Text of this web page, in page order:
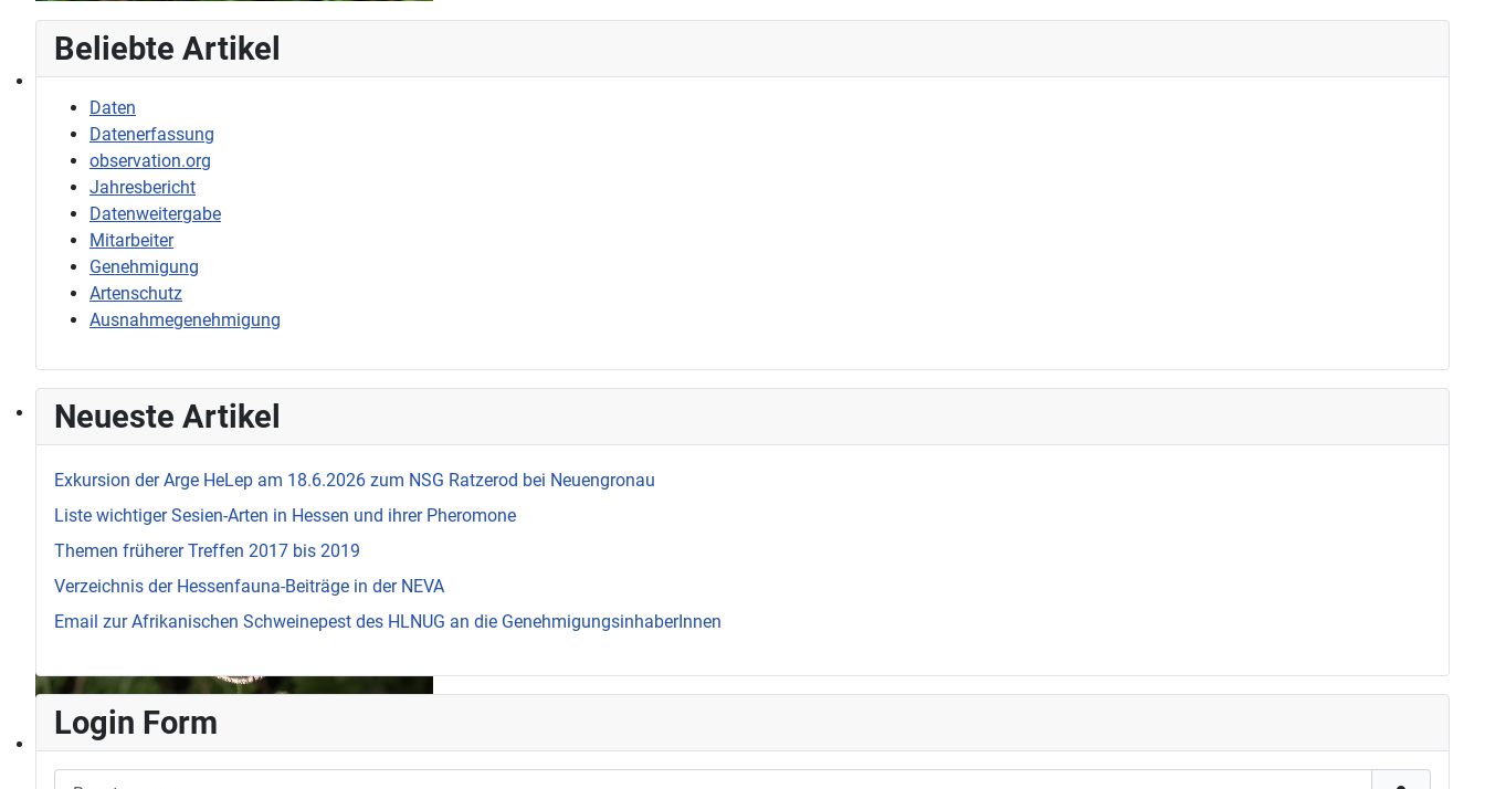
Beliebte Artikel
Daten
Datenerfassung
observation.org
Jahresbericht
Datenweitergabe
Mitarbeiter
Genehmigung
Artenschutz
Ausnahmegenehmigung
Neueste Artikel
Exkursion der Arge HeLep am 18.6.2026 zum NSG Ratzerod bei Neuengronau
Liste wichtiger Sesien-Arten in Hessen und ihrer Pheromone
Themen früherer Treffen 2017 bis 2019
Verzeichnis der Hessenfauna-Beiträge in der NEVA
Email zur Afrikanischen Schweinepest des HLNUG an die GenehmigungsinhaberInnen
Login Form